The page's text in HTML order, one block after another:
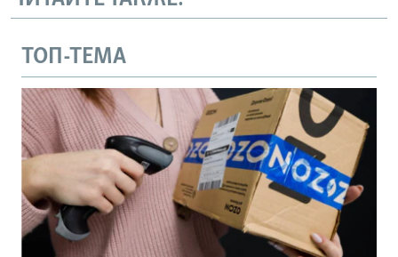
ТОП-ТЕМА